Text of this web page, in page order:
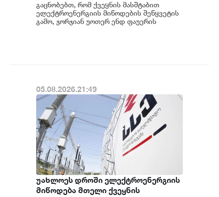
გაცნობებთ, რომ ქვეყნის მასშტაბით
ელექტროენერგიის მიწოდების შეწყვეტის
გამო, ჯორჯიან უოთერ ენდ ფაუერის
05.08.2026.21:49
უახლოეს დროში ელექტროენერგიის
მიწოდება მთელი ქვეყნის